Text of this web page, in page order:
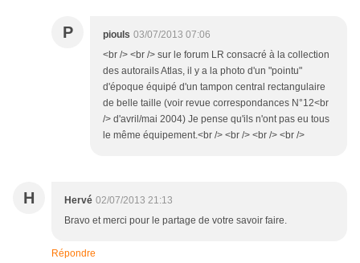
P piouls 03/07/2013 07:06
<br /> <br /> sur le forum LR consacré à la collection
des autorails Atlas, il y a la photo d'un "pointu"
d'époque équipé d'un tampon central rectangulaire
de belle taille (voir revue correspondances N°12<br
/> d'avril/mai 2004) Je pense qu'ils n'ont pas eu tous
le même équipement.<br /> <br /> <br /> <br />
H Hervé 02/07/2013 21:13
Bravo et merci pour le partage de votre savoir faire.
Répondre